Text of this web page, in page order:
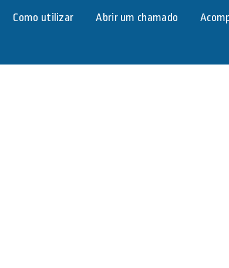
Como utilizar Abrir um chamado